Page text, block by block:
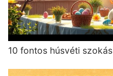
10 fontos húsvéti szokás